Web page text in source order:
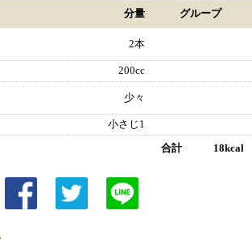
分量 グループ
2本
200cc
少々
小さじ1
合計 18kcal